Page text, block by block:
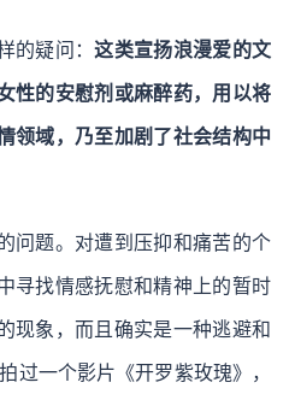
的疑问：这类宣扬浪漫爱的文
性的安慰剂或麻醉药，用以将
领域，乃至加剧了社会结构中
问题。对遭到压抑和痛苦的个
寻找情感抚慰和精神上的暂时
现象，而且确实是一种逃避和
过一个影片《开罗紫玫瑰》，